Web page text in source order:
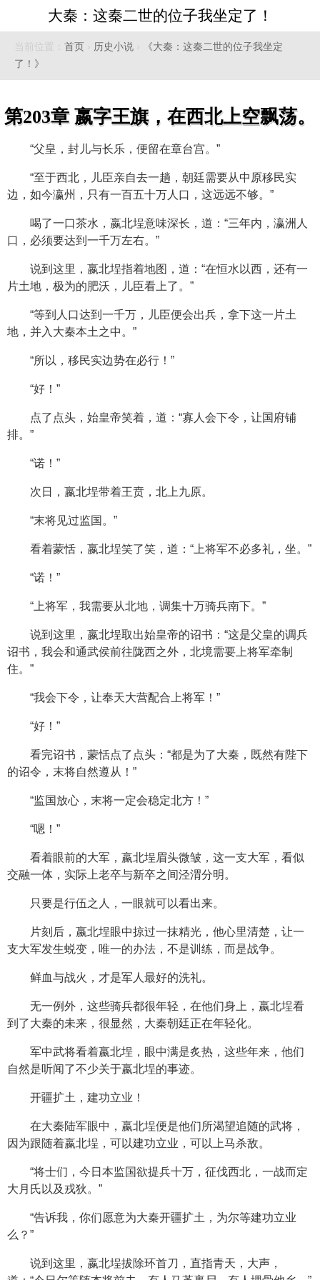
大秦：这秦二世的位子我坐定了！
当前位置： 首页 › 历史小说 ›
《大秦：这秦二世的位子我坐定
了！》
第203章 嬴字王旗，在西北上空飘荡。
“父皇，封儿与长乐，便留在章台宫。”
“至于西北，儿臣亲自去一趟，朝廷需要从中原移民实
边，如今瀛州，只有一百五十万人口，这远远不够。”
喝了一口茶水，嬴北埕意味深长，道：“三年内，瀛洲人
口，必须要达到一千万左右。”
说到这里，嬴北埕指着地图，道：“在恒水以西，还有一
片土地，极为的肥沃，儿臣看上了。”
“等到人口达到一千万，儿臣便会出兵，拿下这一片土
地，并入大秦本土之中。”
“所以，移民实边势在必行！”
“好！”
点了点头，始皇帝笑着，道：“寡人会下令，让国府铺
排。”
“诺！”
次日，嬴北埕带着王贲，北上九原。
“末将见过监国。”
看着蒙恬，嬴北埕笑了笑，道：“上将军不必多礼，坐。”
“诺！”
“上将军，我需要从北地，调集十万骑兵南下。”
说到这里，嬴北埕取出始皇帝的诏书：“这是父皇的调兵
诏书，我会和通武侯前往陇西之外，北境需要上将军牵制
住。”
“我会下令，让奉天大营配合上将军！”
“好！”
看完诏书，蒙恬点了点头：“都是为了大秦，既然有陛下
的诏令，末将自然遵从！”
“监国放心，末将一定会稳定北方！”
“嗯！”
看着眼前的大军，嬴北埕眉头微皱，这一支大军，看似
交融一体，实际上老卒与新卒之间泾渭分明。
只要是行伍之人，一眼就可以看出来。
片刻后，嬴北埕眼中掠过一抹精光，他心里清楚，让一
支大军发生蜕变，唯一的办法，不是训练，而是战争。
鲜血与战火，才是军人最好的洗礼。
无一例外，这些骑兵都很年轻，在他们身上，嬴北埕看
到了大秦的未来，很显然，大秦朝廷正在年轻化。
军中武将看着嬴北埕，眼中满是炙热，这些年来，他们
自然是听闻了不少关于嬴北埕的事迹。
开疆扩土，建功立业！
在大秦陆军眼中，嬴北埕便是他们所渴望追随的武将，
因为跟随着嬴北埕，可以建功立业，可以上马杀敌。
“将士们，今日本监国欲提兵十万，征伐西北，一战而定
大月氏以及戎狄。”
“告诉我，你们愿意为大秦开疆扩土，为尔等建功立业
么？”
说到这里，嬴北埕拔除环首刀，直指青天，大声，